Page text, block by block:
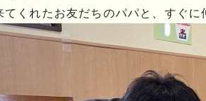
てくれたお友だちのパパと、すぐ